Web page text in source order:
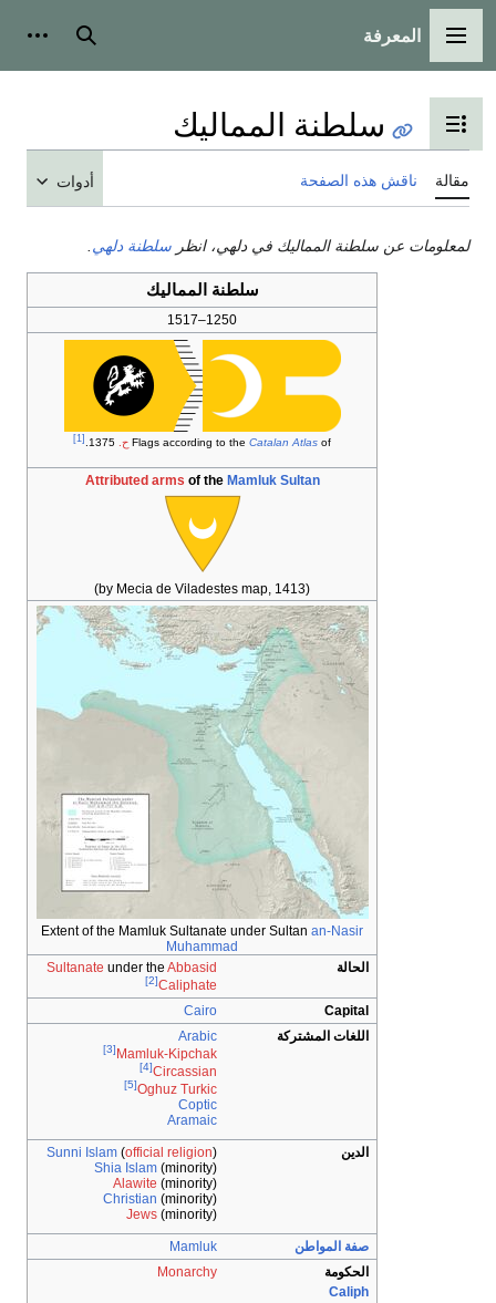
القائمة الرئيسية
المعرفة بحث
تبديل عرض جدول المحتويات
سلطنة المماليك
مقالة ناقش هذه الصفحة أدوات
لمعلومات عن سلطنة المماليك في دلهي، انظر سلطنة دلهي
سلطنة المماليك
1250–1517
Flags according to the Catalan Atlas of ح. [1]
Attributed arms of the Mamluk Sultan
(by Mecia de Viladestes map, 1413)
Extent of the Mamluk Sultanate under Sultan an-Nasir
Muhammad
الحالة
Sultanate under the Abbasid
Caliphate
[2]
Capital
Cairo
اللغات المشتركة
Arabic
Mamluk-Kipchak
[3]
Circassian
[4]
Oghuz Turkic
[5]
Coptic
Aramaic
الدين Sunni Islam(official religion)
Shia Islam(minority)
Alawite (minority)
Christian (minority)
Jews(minority)
صفة المواطن
Mamluk
الحكومة
Monarchy
Caliph